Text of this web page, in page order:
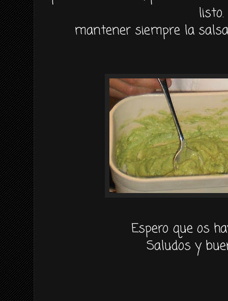
listo.
mantener siempre la
Espero que os
Saludos y